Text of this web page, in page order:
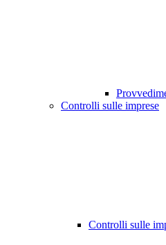
Controlli sulle imprese
Controlli sulle